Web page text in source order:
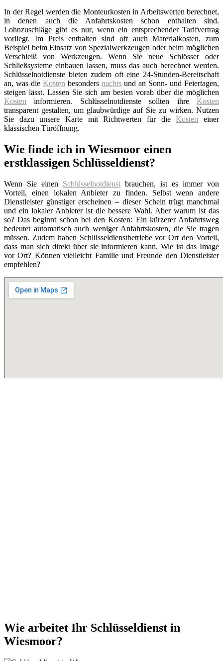
In der Regel werden die Monteurkosten in Arbeitswerten berechnet,
in denen auch die Anfahrtskosten schon enthalten sind.
Lohnzuschläge gibt es nur, wenn ein entsprechender Tarifvertrag
vorliegt. Im Preis enthalten sind oft auch Materialkosten, zum
Beispiel beim Einsatz von Spezialwerkzeugen oder beim möglichen
Verschleiß von Werkzeugen. Wenn Sie neue Schlösser oder
Schließsysteme einbauen lassen, muss das auch berechnet werden.
Schlüsselnotdienste bieten zudem oft eine 24-Stunden-Bereitschaft
an, was die Kosten besonders nachts und an Sonn- und Feiertagen,
steigen lässt. Lassen Sie sich am besten vorab über die möglichen
Kosten informieren. Schlüsselnotdienste sollten ihre Kosten
transparent gestalten, um glaubwürdige auf Sie zu wirken. Nutzen
Sie dazu unsere Karte mit Richtwerten für dieKosten einer
klassischen Türöffnung.
Wie finde ich in Wiesmoor einen
erstklassigen Schlüsseldienst?
Wenn Sie einen Schlüsselnotdienst brauchen, ist es immer von
Vorteil, einen lokalen Anbieter zu finden. Selbst wenn andere
Dienstleister günstiger erscheinen – dieser Schein trügt manchmal
und ein lokaler Anbieter ist die bessere Wahl. Aber warum ist das
so? Das beginnt schon bei den Kosten: Ein kürzerer Anfahrtsweg
bedeutet automatisch auch weniger Anfahrtskosten, die Sie tragen
müssen. Zudem haben Schlüsseldienstbetriebe vor Ort den Vorteil,
dass man sich direkt über sie informieren kann. Wie ist das Image
vor Ort? Können vielleicht Familie und Freunde den Dienstleister
empfehlen?
Wie arbeitet Ihr Schlüsseldienst in
Wiesmoor?